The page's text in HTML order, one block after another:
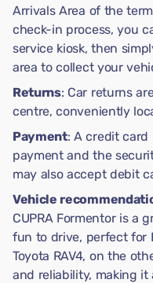
Arrivals Area of the
check-in process, you
service kiosk, then
area to collect your
Returns: Car returns
centre, conveniently
Payment: A credit card
payment and the
may also accept debit
Vehicle
CUPRA Formentor is a
fun to drive, perfect for
Toyota RAV4, on the
and reliability, making